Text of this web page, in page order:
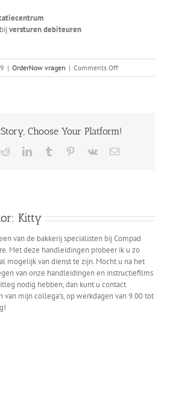
versturen debiteuren
| OrderNow vragen | Comments Offon
Hoe
naar
Choose Your Platform!
RedditLinkedInTumblr Pinterest
Vk Email
Kitty
van de bakkerij specialisten bij Compad
Met deze handleidingen probeer ik u zo
mogelijk van dienst te zijn. Mocht u na het
van onze handleidingen en instructiefilms
nodig hebben, dan kunt u contact
mijn collega's, op werkdagen van 9.00 tot